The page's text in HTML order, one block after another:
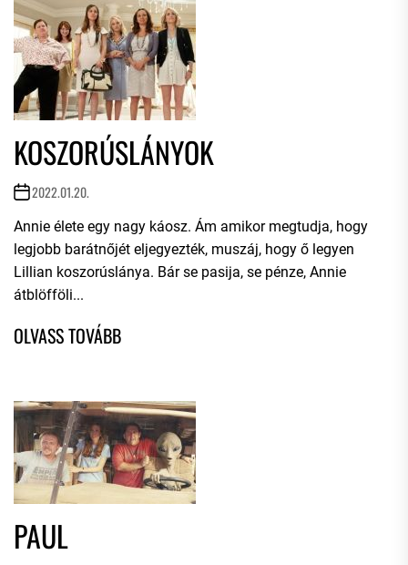
KOSZORÚSLÁNYOK
2022.01.20.
Annie élete egy nagy káosz. Ám amikor megtudja, hogy
legjobb barátnőjét eljegyezték, muszáj, hogy ő legyen
Lillian koszorúslánya. Bár se pasija, se pénze, Annie
átblöfföli...
PAUL